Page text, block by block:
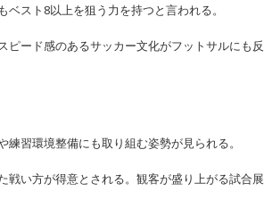
スト8以上を狙う力を持つと言われる。
ード感のあるサッカー文化がフットサルにも反
習環境整備にも取り組む姿勢が見られる。
戦い方が得意とされる。観客が盛り上がる試合展